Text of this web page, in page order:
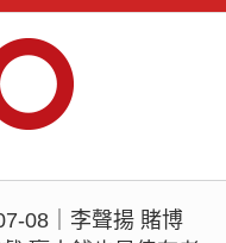
08｜李聲揚 賭博